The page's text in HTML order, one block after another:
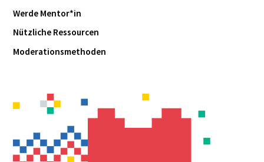
Werde Mentor*in
Nützliche Ressourcen
Moderationsmethoden